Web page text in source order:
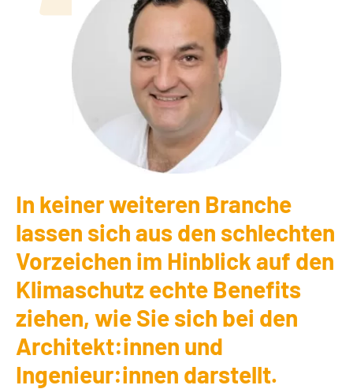
In keiner weiteren Branche
lassen sich aus den schlechten
Vorzeichen im Hinblick auf den
Klimaschutz echte Benefits
ziehen, wie Sie sich bei den
Architekt:innen und
Ingenieur:innen darstellt.